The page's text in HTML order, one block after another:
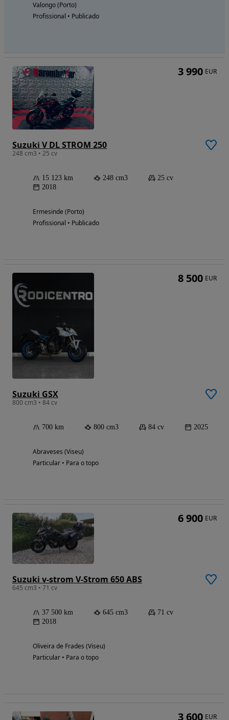
Valongo (Porto)
Profissional • Publicado
Suzuki V DL STROM 250
248 cm3 • 25 cv
15 123 km 248 cm3
25 cv
2018
Ermesinde (Porto)
Profissional • Publicado
3 990 EUR
Suzuki GSX
800 cm3 • 84 cv
700 km 800 cm3 84 cv 2025
Abraveses (Viseu)
Particular • Para o topo
8 500 EUR
Suzuki v-strom V-Strom 650 ABS
645 cm3 • 71 cv
37 500 km 645 cm3
71 cv
2018
Oliveira de Frades (Viseu)
Particular • Para o topo
6 900 EUR
3 600 EUR